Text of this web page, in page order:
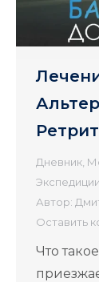
Дневник
Автор:
Оставить
Что